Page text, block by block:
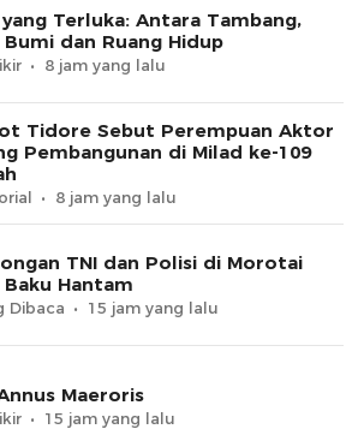
Terluka: Antara Tambang,
Bumi dan Ruang Hidup
8 jam yang lalu
Tidore Sebut Perempuan Aktor
Pembangunan di Milad ke-109
8 jam yang lalu
TNI dan Polisi di Morotai
Baku Hantam
Dibaca 15 jam yang lalu
Maeroris
15 jam yang lalu